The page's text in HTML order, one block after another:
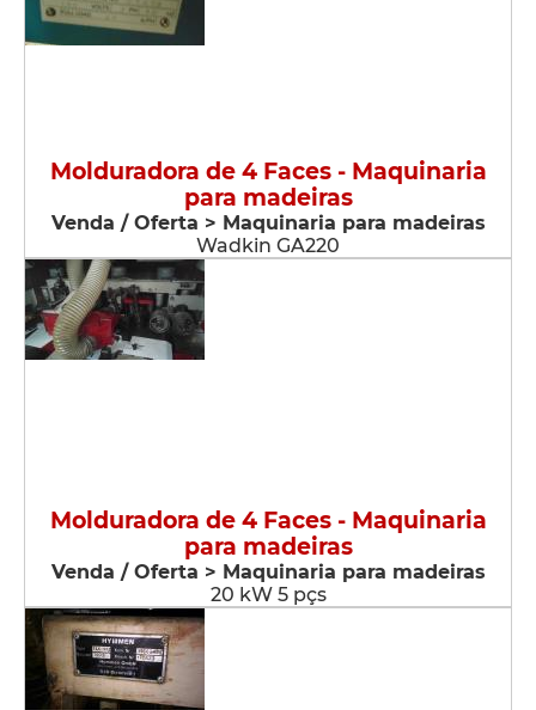
Molduradora de 4 Faces - Maquinaria
para madeiras
Venda / Oferta > Maquinaria para madeiras
Wadkin GA220
Molduradora de 4 Faces - Maquinaria
para madeiras
Venda / Oferta > Maquinaria para madeiras
20 kW 5 pçs